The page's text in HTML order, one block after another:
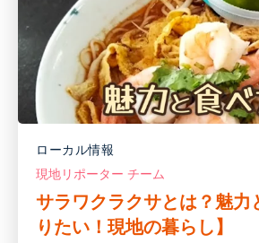
ローカル情報
現地リポーター チーム
サラワクラクサとは？魅力
りたい！現地の暮らし】